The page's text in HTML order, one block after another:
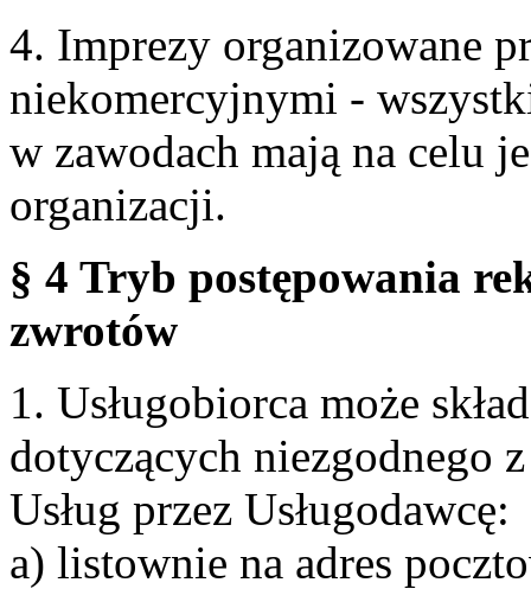
4. Imprezy organizowane
niekomercyjnymi -
w zawodach mają na celu
organizacji.
§ 4 Tryb postępowania
zwrotów
1. Usługobiorca może
dotyczących niezgodnego
Usług przez Usługodawcę:
a) listownie na adres